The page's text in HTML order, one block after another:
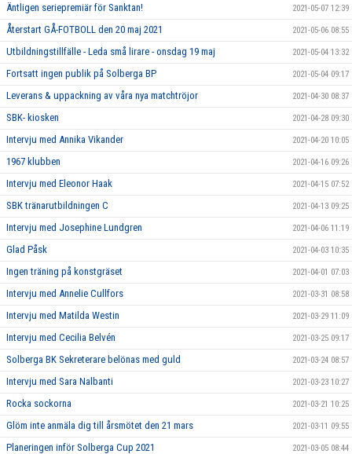
Äntligen seriepremiär för Sanktan! 2021-05-07 12:39
Återstart GÅ-FOTBOLL den 20 maj 2021 2021-05-06 08:55
Utbildningstillfälle - Leda små lirare - onsdag 19 maj 2021-05-04 13:32
Fortsatt ingen publik på Solberga BP 2021-05-04 09:17
Leverans & uppackning av våra nya matchtröjor 2021-04-30 08:37
SBK- kiosken 2021-04-28 09:30
Intervju med Annika Vikander 2021-04-20 10:05
1967 klubben 2021-04-16 09:26
Intervju med Eleonor Haak 2021-04-15 07:52
SBK tränarutbildningen C 2021-04-13 09:25
Intervju med Josephine Lundgren 2021-04-06 11:19
Glad Påsk 2021-04-03 10:35
Ingen träning på konstgräset 2021-04-01 07:03
Intervju med Annelie Cullfors 2021-03-31 08:58
Intervju med Matilda Westin 2021-03-29 11:09
Intervju med Cecilia Belvén 2021-03-25 09:17
Solberga BK Sekreterare belönas med guld 2021-03-24 08:57
Intervju med Sara Nalbanti 2021-03-23 10:27
Rocka sockorna 2021-03-21 10:25
Glöm inte anmäla dig till årsmötet den 21 mars 2021-03-11 09:55
Planeringen inför Solberga Cup 2021 2021-03-05 08:44